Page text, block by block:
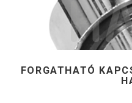
FORGATHATÓ